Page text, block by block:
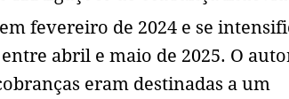
fevereiro de 2024 e se
abril e maio de 2025. O
eram destinadas a um